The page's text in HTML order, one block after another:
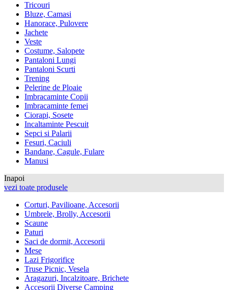
Tricouri
Bluze, Camasi
Hanorace, Pulovere
Jachete
Veste
Costume, Salopete
Pantaloni Lungi
Pantaloni Scurti
Trening
Pelerine de Ploaie
Imbracaminte Copii
Imbracaminte femei
Ciorapi, Sosete
Incaltaminte Pescuit
Sepci si Palarii
Fesuri, Caciuli
Bandane, Cagule, Fulare
Manusi
Inapoi
vezi toate produsele
Corturi, Pavilioane, Accesorii
Umbrele, Brolly, Accesorii
Scaune
Paturi
Saci de dormit, Accesorii
Mese
Lazi Frigorifice
Truse Picnic, Vesela
Aragazuri, Incalzitoare, Brichete
Accesorii Diverse Camping